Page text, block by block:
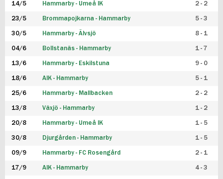
14/5 Hammarby - Umeå IK 2 - 2
23/5 Brommapojkarna - Hammarby 5 - 3
30/5 Hammarby - Älvsjö 8 - 1
04/6 Bollstanäs - Hammarby 1 - 7
13/6 Hammarby - Eskilstuna 9 - 0
18/6 AIK - Hammarby 5 - 1
25/6 Hammarby - Mallbacken 2 - 2
13/8 Växjö - Hammarby 1 - 2
20/8 Hammarby - Umeå IK 1 - 5
30/8 Djurgården - Hammarby 1 - 5
09/9 Hammarby - FC Rosengård 2 - 1
17/9 AIK - Hammarby 4 - 3